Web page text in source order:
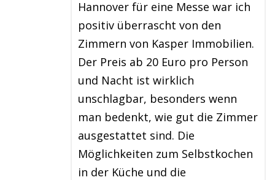
Hannover für eine Messe war ich
positiv überrascht von den
Zimmern von Kasper Immobilien.
Der Preis ab 20 Euro pro Person
und Nacht ist wirklich
unschlagbar, besonders wenn
man bedenkt, wie gut die Zimmer
ausgestattet sind. Die
Möglichkeiten zum Selbstkochen
in der Küche und die